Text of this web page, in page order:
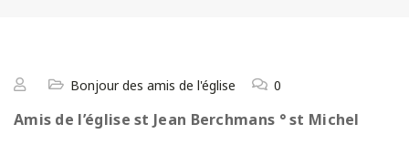
Bonjour des amis de l'église 0
Amis de l’église st Jean Berchmans ° st Michel